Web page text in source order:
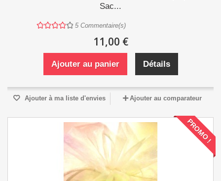
Sac...
5 Commentaire(s)
11,00 €
Ajouter au panier Détails
Ajouter à ma liste d'envies Ajouter au comparateur
PROMO !